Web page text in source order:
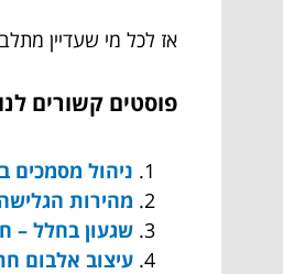
אז לכל מי שעדיין
פוסטים קשורים
ניהול מסמכים
מהירות
שגעון בחלל –
עיצוב אלבום